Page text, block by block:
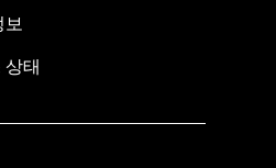
보
상태